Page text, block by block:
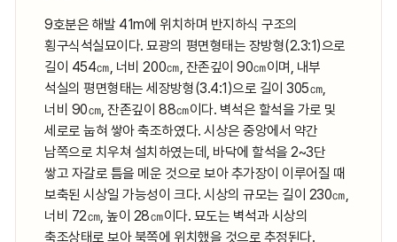
9호분은 해발 41m에 위치하며 반지하식 구조의
횡구식석실묘이다. 묘광의 평면형태는 장방형(2.3:1)으로
길이 454㎝, 너비 200㎝, 잔존깊이 90㎝이며, 내부
석실의 평면형태는 세장방형(3.4:1)으로 길이 305㎝,
너비 90㎝, 잔존깊이 88㎝이다. 벽석은 할석을 가로 및
세로로 눕혀 쌓아 축조하였다. 시상은 중앙에서 약간
남쪽으로 치우쳐 설치하였는데, 바닥에 할석을 2~3단
쌓고 자갈로 틈을 메운 것으로 보아 추가장이 이루어질 때
보축된 시상일 가능성이 크다. 시상의 규모는 길이 230㎝,
너비 72㎝, 높이 28㎝이다. 묘도는 벽석과 시상의
축조상태로 보아 북쪽에 위치했을 것으로 추정된다.